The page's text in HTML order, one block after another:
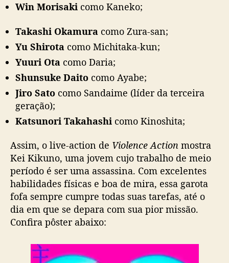
Win Morisaki como Kaneko;
Takashi Okamura como Zura-san;
Yu Shirota como Michitaka-kun;
Yuuri Ota como Daria;
Shunsuke Daito como Ayabe;
Jiro Sato como Sandaime (líder da terceira
geração);
Katsunori Takahashi como Kinoshita;
Assim, o live-action de Violence Action mostra
Kei Kikuno, uma jovem cujo trabalho de meio
período é ser uma assassina. Com excelentes
habilidades físicas e boa de mira, essa garota
fofa sempre cumpre todas suas tarefas, até o
dia em que se depara com sua pior missão.
Confira pôster abaixo: